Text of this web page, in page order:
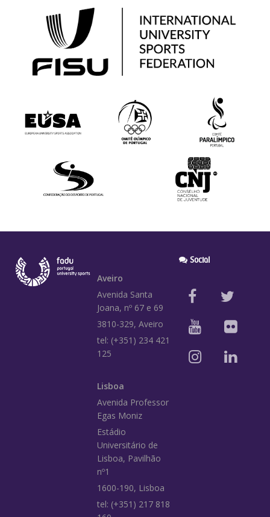
Aveiro
Avenida Santa
Joana, nº 67 e 69
3810-329, Aveiro
tel: (+351) 234 421
125
Lisboa
Avenida Professor
Egas Moniz
Estádio
Universitário de
Lisboa, Pavilhão
nº1
1600-190, Lisboa
tel: (+351) 217 818
Social